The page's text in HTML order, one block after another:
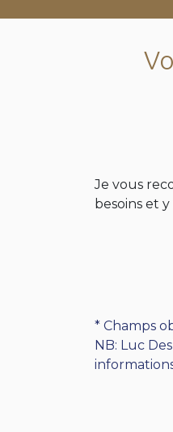
Je vous
besoins et
* Champs
NB: Luc